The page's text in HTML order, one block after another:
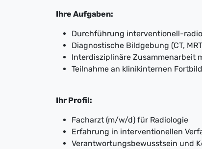
Ihre Aufgaben:
Durchführung interventionell-
Diagnostische Bildgebung (CT,
Interdisziplinäre Zusammenarbeit
Teilnahme an klinikinternen
Ihr Profil:
Facharzt (m/w/d) für Radiologie
Erfahrung in interventionellen
Verantwortungsbewusstsein und